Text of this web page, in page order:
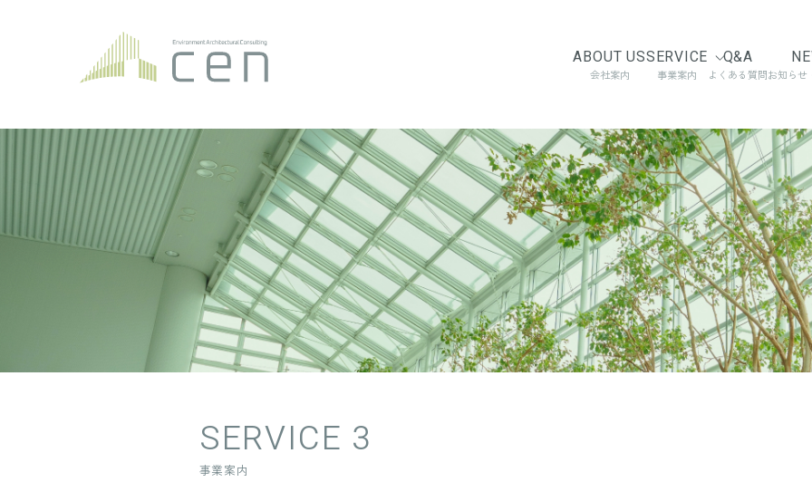
ABOUT US
会社案内
SERVICE
事業案内
SERVICE1
省エネ適合性判定・計算サポート
ZEH・ZEB認証コンサルティング
エネルギーマネジメントシミュレーション
SERVICE2
設計住宅性能評価サポート
長期優良住宅認定・低炭素建築物認定サポート
SERVICE3
CASBEE自治
CASBEE認証
CASBEEウェ
Q&A
よくある質問お知らせ
SERVICE 3
事業案内